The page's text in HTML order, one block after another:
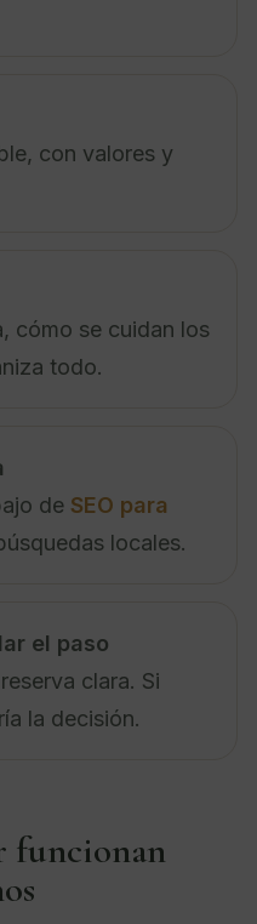
con valores y
cómo se cuidan los
todo.
de SEO para
locales.
el paso
clara. Si
la decisión.
funcionan